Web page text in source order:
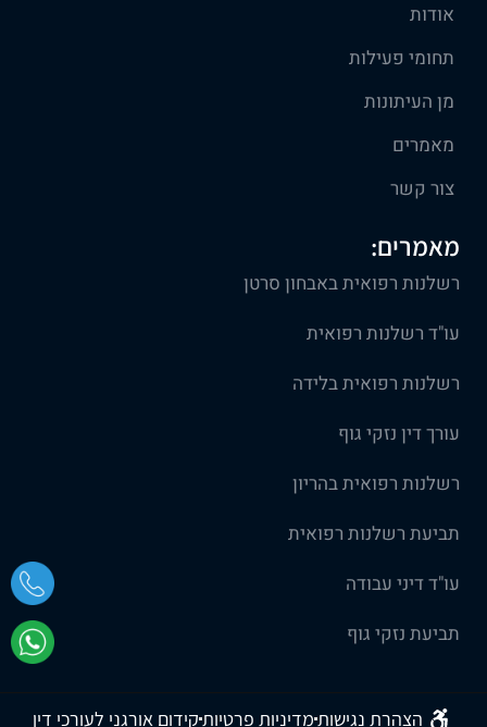
אודות
תחומי פעילות
מן העיתונות
מאמרים
צור קשר
מאמרים:
רשלנות רפואית באבחון סרטן
עו"ד רשלנות רפואית
רשלנות רפואית בלידה
עורך דין נזקי גוף
רשלנות רפואית בהריון
תביעת רשלנות רפואית
עו"ד דיני עבודה
תביעת נזקי גוף
הצהרת נגישותמדיניות פרטיותקידום אורגני לעורכי דין